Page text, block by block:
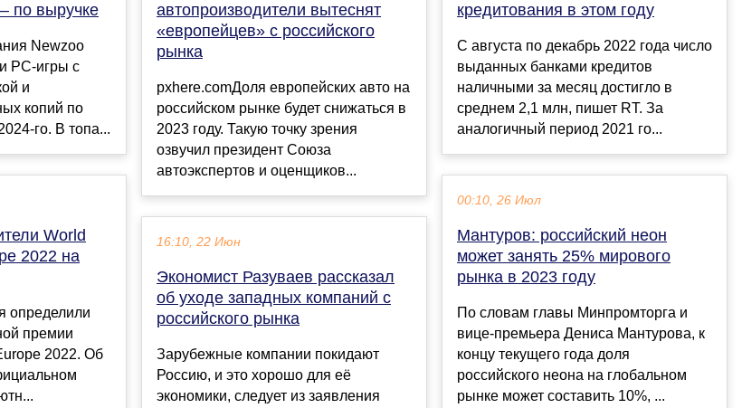
по выручке
Newzoo
PC-игры с
и
копий по
го. В топа...
World
2022 на
определили
премии
2022. Об
автопроизводители вытеснят
«европейцев» с российского
рынка
pxhere.comДоля европейских авто на
российском рынке будет снижаться в
2023 году. Такую точку зрения
озвучил президент Союза
автоэкспертов и оценщиков...
16:10, 22 Июн
Экономист Разуваев рассказал
об уходе западных компаний с
российского рынка
Зарубежные компании покидают
Россию, и это хорошо для её
экономики, следует из заявления
кредитования в этом году
С августа по декабрь 2022 года число
выданных банками кредитов
наличными за месяц достигло в
среднем 2,1 млн, пишет RT. За
аналогичный период 2021 го...
00:10, 26 Июл
Мантуров: российский неон
может занять 25% мирового
рынка в 2023 году
По словам главы Минпромторга и
вице-премьера Дениса Мантурова, к
концу текущего года доля
российского неона на глобальном
рынке может составить 10%, ...